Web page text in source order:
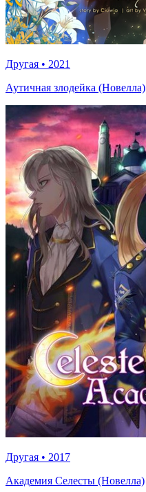
Другая • 2021
Аутичная злодейка (Новелла)
Другая • 2017
Академия Селесты (Новелла)